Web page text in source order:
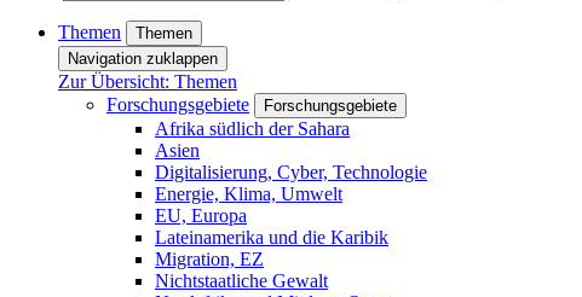
Themen
Themen
Navigation zuklappen
Zur Übersicht: Themen
Forschungsgebiete
Forschungsgebiete
Afrika südlich der Sahara
Asien
Digitalisierung, Cyber, Technologie
Energie, Klima, Umwelt
EU, Europa
Lateinamerika und die Karibik
Migration, EZ
Nichtstaatliche Gewalt